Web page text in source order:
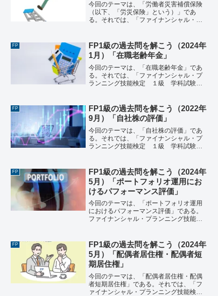
今回のテーマは、「労働者災害補償保険
（以下、「労災保険」という）」であ
る。それでは、「ファイナンシャル・プ
題された過去問にチャレンジしてみよ
う。ファイナンシャル・...
FP
FP1級の過去問を解こう（2024年
1月）「在職老齢年金」
今回のテーマは、「在職老齢年金」であ
る。それでは、「ファイナンシャル・プ
ランニング技能検定 １級 学科試験＜
う。ファイナンシャル・プランニング技
能検定 １級 学科試...
FP
FP1級の過去問を解こう（2022年
9月）「自社株の評価」
今回のテーマは、「自社株の評価」であ
る。それでは、「ファイナンシャル・プ
ランニング技能検定 １級 学科試験＜
う。ファイナンシャル・プランニング技
能検定 １級 学科試...
FP
FP1級の過去問を解こう（2024年
5月）「ポートフォリオ運用にお
けるパフォーマンス評価」
今回のテーマは、「ポートフォリオ運用
におけるパフォーマンス評価」である。
ファイナンシャル・プランニング技能検
ォリオ運用におけるパフォーマンス評価
に関する次...
FP
FP1級の過去問を解こう（2024年
5月）「配偶者居住権・配偶者短
期居住権」
今回のテーマは、「配偶者居住権・配偶
者短期居住権」である。それでは、「フ
ァイナンシャル・プランニング技能検